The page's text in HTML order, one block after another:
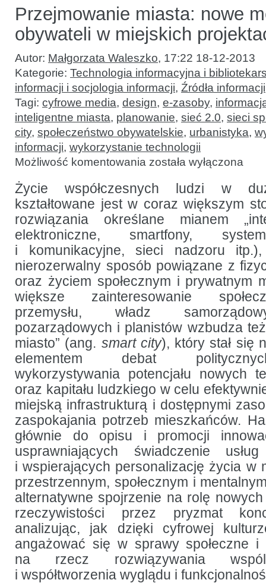
Przejmowanie miasta: nowe
obywateli w miejskich
Autor: Małgorzata Waleszko, 17:22 18-12-2013
Kategorie: Technologia informacyjna i
informacji i socjologia informacji, Źródła informacji
Tagi: cyfrowe media, design, e-zasoby,
inteligentne miasta, planowanie, sieć 2.0, sieci
city, społeczeństwo obywatelskie, urbanistyka,
informacji, wykorzystanie technologii
Możliwość komentowania Przejmowanie
miasta:
media
i udział
obywateli
projektach
została wyłączona
Życie współczesnych ludzi w
kształtowane jest w coraz większym
rozwiązania określane mianem
elektroniczne, smartfony,
i komunikacyjne, sieci nadzoru
nierozerwalny sposób powiązane z
oraz życiem społecznym i prywatnym
większe zainteresowanie
przemysłu, władz
pozarządowych i planistów wzbudza
miasto” (ang. smart city), który stał się
elementem debat
wykorzystywania potencjału nowych
oraz kapitału ludzkiego w celu
miejską infrastrukturą i dostępnymi
zaspokajania potrzeb mieszkańców.
głównie do opisu i promocji
usprawniających świadczenie usług
i wspierających personalizację życia w
przestrzennym, społecznym i
alternatywne spojrzenie na rolę
rzeczywistości przez pryzmat
analizując, jak dzięki cyfrowej
angażować się w sprawy społeczne i
na rzecz rozwiązywania
i współtworzenia wyglądu i